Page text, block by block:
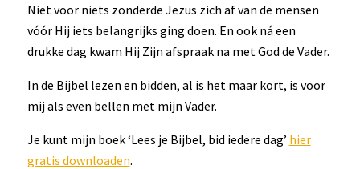
Niet voor niets zonderde Jezus zich af van de mensen
vóór Hij iets belangrijks ging doen. En ook ná een
drukke dag kwam Hij Zijn afspraak na met God de Vader.
In de Bijbel lezen en bidden, al is het maar kort, is voor
mij als even bellen met mijn Vader.
Je kunt mijn boek ‘Lees je Bijbel, bid iedere dag’ hier
gratis downloaden.